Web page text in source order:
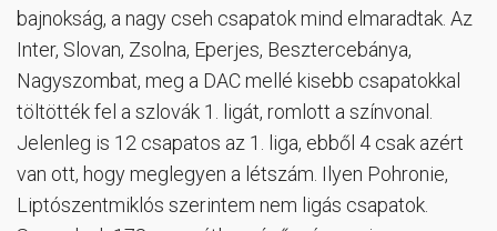
bajnokság, a nagy cseh csapatok mind elmaradtak. Az
Inter, Slovan, Zsolna, Eperjes, Besztercebánya,
Nagyszombat, meg a DAC mellé kisebb csapatokkal
töltötték fel a szlovák 1. ligát, romlott a színvonal.
Jelenleg is 12 csapatos az 1. liga, ebből 4 csak azért
van ott, hogy meglegyen a létszám. Ilyen Pohronie,
Liptószentmiklós szerintem nem ligás csapatok.